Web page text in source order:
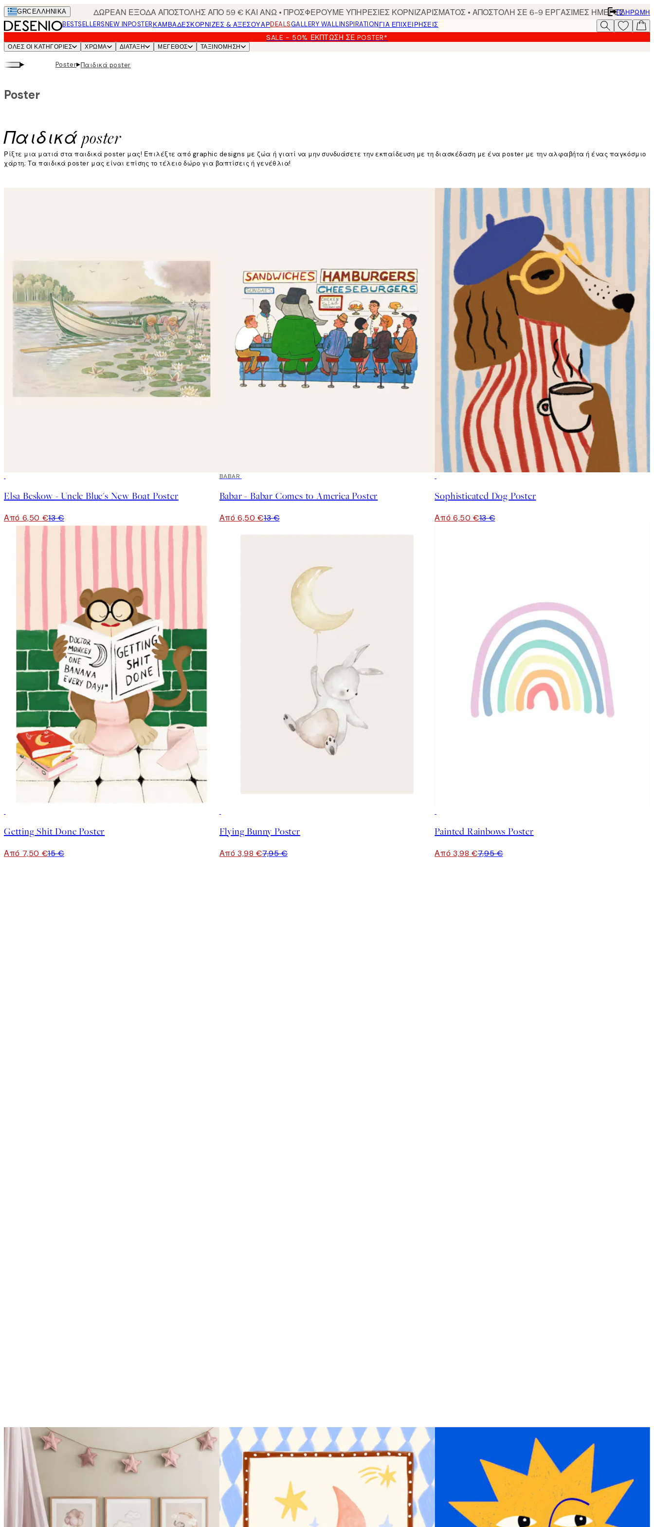
Skip
to
main
content.
GRC ΕΛΛΗΝΙΚΆ ΔΩΡΕΑΝ ΕΞΟΔΑ ΑΠΟΣΤΟΛΗΣ ΑΠΟ 59 € ΚΑΙ ΑΝΩ • ΠΡΟΣΦΕΡΟΥΜΕ ΥΠΗΡΕΣΙΕΣ ΚΟΡΝΙΖΑΡΙΣΜΑΤΟΣ • ΑΠΟΣΤΟΛΗ ΣΕ 6-9 ΕΡΓΑΣΙΜΕΣ ΗΜΕΡΕΣΠΛΗΡΩΜΉ
BESTSELLERSNEW INPOSTERΚΑΜΒΆΔΕΣΚΟΡΝΊΖΕΣ & ΑΞΕΣΟΥΆΡDEALSGALLERY WALLINSPIRATIONΓΙΑ ΕΠΙΧΕΙΡΗΣΕΙΣ
SALE - 50% ΈΚΠΤΩΣΗ ΣΕ POSTER*
ΌΛΕΣ ΟΙ ΚΑΤΗΓΟΡΊΕΣ ΧΡΩΜΑ ΔΙΑΤΑΞΗ ΜΕΓΕΘΟΣ ΤΑΞΙΝΌΜΗΣΗ
▸ Poster▸Παιδικά poster
Παιδικά poster
Poster
Ρίξτε μια ματιά στα παιδικά poster μας! Επιλέξτε από graphic designs με ζώα ή γιατί να μην συνδυάσετε την εκπαίδευση με τη διασκέδαση με ένα poster με την αλφαβήτα ή ένας παγκόσμιο
χάρτη; Τα παιδικά poster μας είναι επίσης το τέλειο δώρο για βαπτίσεις ή γενέθλια!
Elsa Beskow - Uncle Blue's New Boat Poster
Από 6,50 €13 €
50%*
BABAR
Babar - Babar Comes to America Poster
Από 6,50 €13 €
Sophisticated Dog Poster
Από 6,50 €13 €
Getting Shit Done Poster
Από 7,50 €15 €
Flying Bunny Poster
Από 3,98 €7,95 €
Painted Rainbows Poster
Από 3,98 €7,95 €